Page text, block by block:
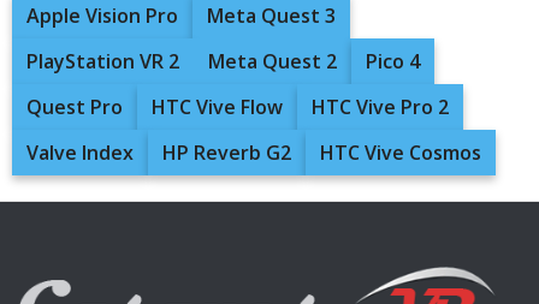
Apple Vision Pro
Meta Quest 3
PlayStation VR 2
Meta Quest 2
Pico 4
Quest Pro
HTC Vive Flow
HTC Vive Pro 2
Valve Index
HP Reverb G2 HTC Vive Cosmos